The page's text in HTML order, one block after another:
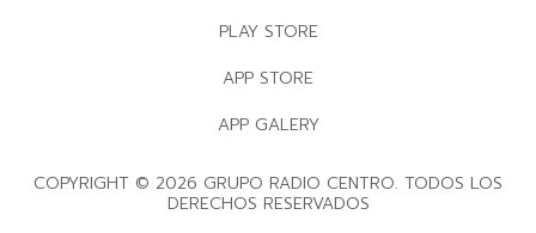
PLAY STORE
APP STORE
APP GALERY
COPYRIGHT © 2026 GRUPO RADIO CENTRO. TODOS LOS
DERECHOS RESERVADOS